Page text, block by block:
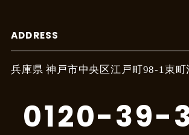
ADDRESS
兵庫県 神戸市中央区江戸町98-1東町
0120-39-